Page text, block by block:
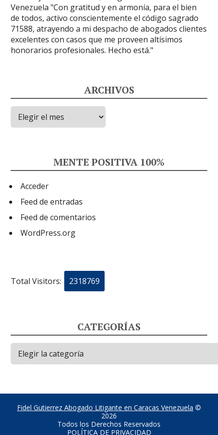
ARCHIVOS
Archivos
MENTE POSITIVA 100%
Acceder
Feed de entradas
Feed de comentarios
WordPress.org
Total Visitors: 2318769
CATEGORÍAS
Categorías
Fidel Gutierrez Abogado Litigante en Caracas Venezuela ©
2026
Todos los Derechos Reservados
POLÍTICA DE PRIVACIDAD